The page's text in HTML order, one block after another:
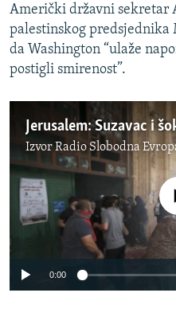
Američki državni sekretar
palestinskog predsjednika
da Washington “ulaže
postigli smirenost”.
IzvorRadio Slobodna
No media
0:00